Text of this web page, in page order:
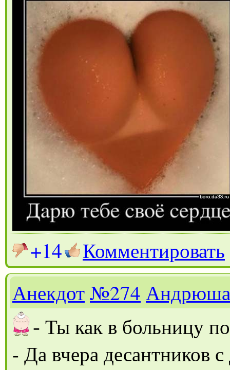
+14
Комментировать
Анекдот№274 Андрюша
- Ты как в больницу
- Да вчера десантников